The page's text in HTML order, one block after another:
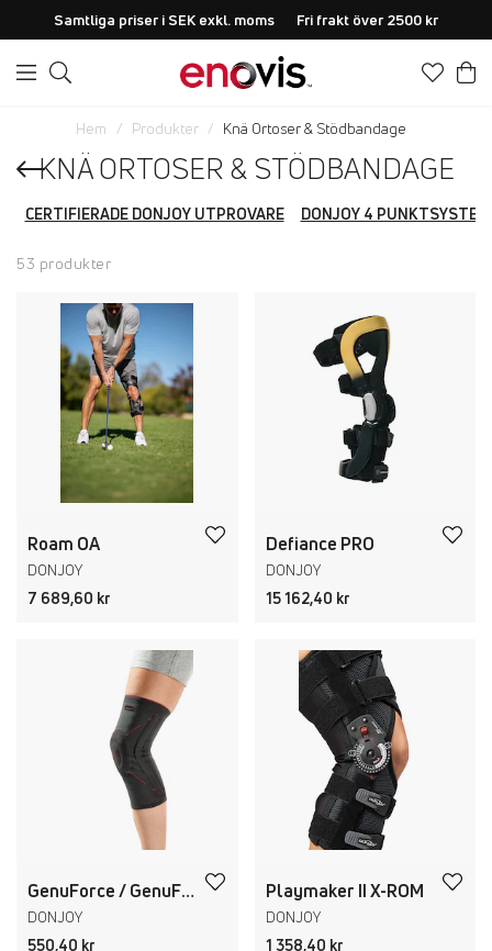
Samtliga priser i SEK exkl. moms Fri frakt över 2500 kr
Hem Produkter Knä Ortoser & Stödbandage
KNÄ ORTOSER & STÖDBANDAGE
CERTIFIERADE DONJOY UTPROVARE DONJOY 4 PUNKTSYSTEM
53 produkter
Roam OA
DONJOY
7 689,60 kr
Defiance PRO
DONJOY
15 162,40 kr
GenuForce / GenuForce Plus
DONJOY
550,40 kr
Playmaker II X-ROM
DONJOY
1 358,40 kr